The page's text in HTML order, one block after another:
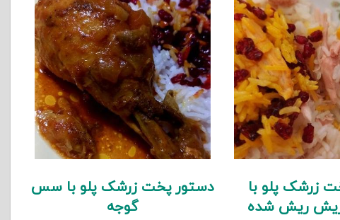
زرشک پلو با
ریش ریش شده
دستور پخت زرشک پلو با سس
گوجه